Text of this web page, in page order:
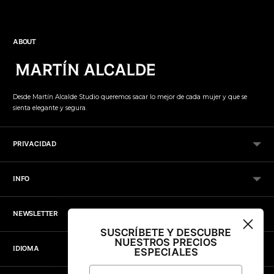
ABOUT
Desde Martín Alcalde Studio queremos sacar lo mejor de cada mujer y que se
sienta elegante y segura.
PRIVACIDAD
INFO
NEWSLETTER
IDIOMA
SUSCRÍBETE Y DESCUBRE
NUESTROS PRECIOS
ESPECIALES
Email